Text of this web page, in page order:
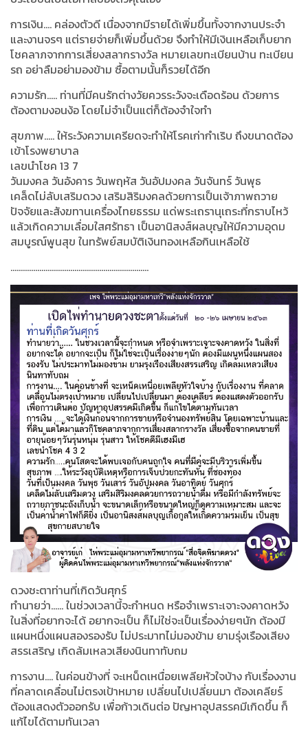
การเงิน.... คล่องตัวดี เนื่องจากมีรายได้เพิ่มขึ้นทั้งจากงานประจำ
และงานจรๆ แต่รายจ่ายก็เพิ่มขึ้นด้วย จึงทำให้มีเงินเหลือเก็บยาก
โชคลาภจากการเสี่ยงสลากรางวัล หมายเลขทะเบียนบ้าน ทะเบียน
รถ อย่าลืมอย่ามองข้าม ซื้อตามนั้นก็รวยได้อีก
ความรัก..... ท่านที่มีคนรักต่างวัยควรระวังจะเดือดร้อน ด้วยการ
ต้องตามงอนง้อ โดยไม่จำเป็นแต่ก็ต้องจำใจทำ
สุขภาพ….. ให้ระวังความเครียดจะทำให้โรคเก่ากำเริบ ถึงขนาดต้อง
เข้าโรงพยาบาล
เลขนำโชค 13 7
วันมงคล วันอังคาร วันพฤหัส วันอัปมงคล วันจันทร์ วันพุธ
เคล็ดไม่ลับเสริมดวง เสริมสิริมงคลด้วยการเป็นเจ้าภาพถวาย
ปัจจัยและสังฆทานเครื่องไทยธรรม แด่พระเถรานุเถระที่กราบไหว้
แล้วเกิดความเลื่อมใสศรัทธา เป็นอานิสงส์ผลบุญให้มีความอุดม
สมบูรณ์พูนสุข ในทรัพย์สมบัติเงินทองเหลือกินเหลือใช้
...................................................................
ดวงชะตาท่านที่เกิดวันศุกร์
ทำนายว่า...... ในช่วงเวลานี้จะกำหนด หรือจำเพราะเจาะจงคาดหวัง
ในสิ่งที่อยากจะได้ อยากจะเป็น ก็ไม่ใช่จะเป็นเรื่องง่ายๆนัก ต้องมี
แผนหนึ่งแผนสองรองรับ ไม่ประมาทไม่มองข้าม ยามรุ่งเรืองเสียง
สรรเสริญ เกิดล้มเหลวเสียงนินทาทับถม
การงาน.... ในค่อนข้างที่ จะเหน็ดเหนื่อยเพลียหัวใจบ้าง กับเรื่องงาน
ที่คลาดเคลื่อนไม่ตรงเป้าหมาย เปลี่ยนไปเปลี่ยนมา ต้องเคลียร์
ต้องแสดงตัวออกรับ เพื่อก้าวเดินต่อ ปัญหาอุปสรรคมีเกิดขึ้น ก็
แก้ไขได้ตามทันเวลา